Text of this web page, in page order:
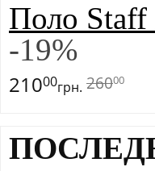
Поло Staff
-19%
26000
21000грн.